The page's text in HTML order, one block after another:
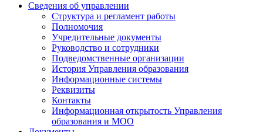
Сведения об управлении
Структура и регламент работы
Полномочия
Учредительные документы
Руководство и сотрудники
Подведомственные организации
История Управления образования
Информационные системы
Реквизиты
Контакты
Информационная открытость Управления
образования и МОО